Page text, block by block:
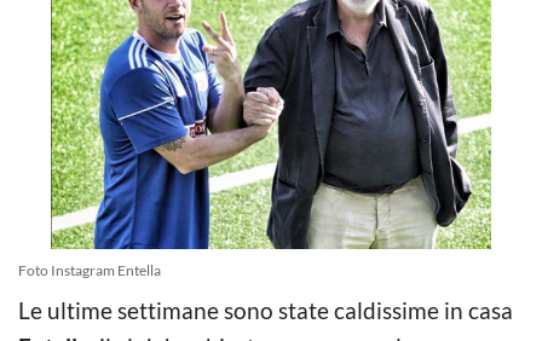
Foto Instagram Entella
Le ultime settimane sono state caldissime in casa